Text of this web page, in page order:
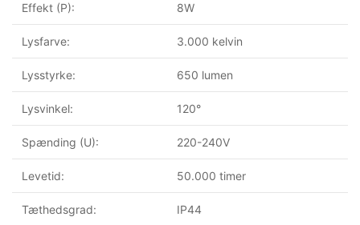
Effekt (P): 8W
Lysfarve: 3.000 kelvin
Lysstyrke: 650 lumen
Lysvinkel: 120°
Spænding (U): 220-240V
Levetid: 50.000 timer
Tæthedsgrad: IP44